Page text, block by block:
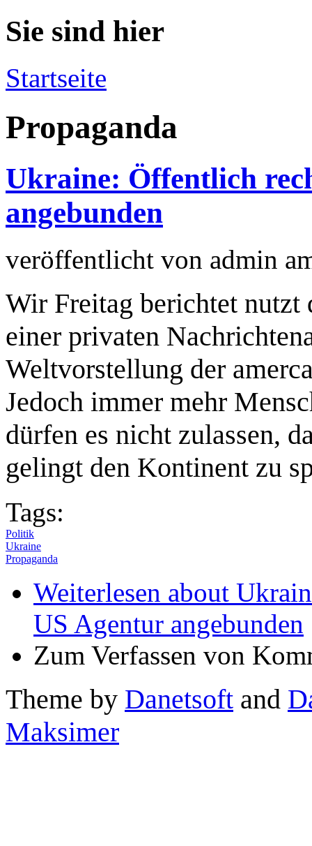
Sie sind hier
Startseite
Propaganda
Ukraine: Öffentlich
angebunden
veröffentlicht von admin
Wir Freitag berichtet
einer privaten
Weltvorstellung der
Jedoch immer mehr
dürfen es nicht zulassen,
gelingt den Kontinent zu
Tags:
Politik
Ukraine
Propaganda
Weiterlesen about
US Agentur angebunden
Zum Verfassen von
Theme by Danetsoft and
Maksimer